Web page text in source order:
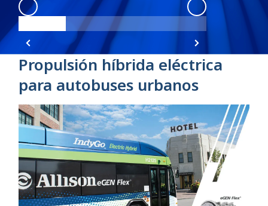
eGen Flex eGen Flex
Propulsión híbrida eléctrica
para autobuses urbanos